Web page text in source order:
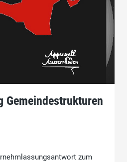
Gemeindestrukturen
zum